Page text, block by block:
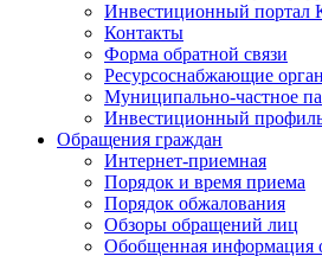
Инвестиционный портал
Контакты
Форма обратной связи
Ресурсоснабжающие
Муниципально-частное
Инвестиционный
Обращения граждан
Интернет-приемная
Порядок и время приема
Порядок обжалования
Обзоры обращений лиц
Обобщенная информация